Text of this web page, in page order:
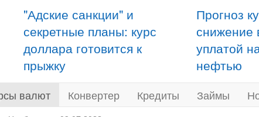
"Адские санкции" и
секретные планы: курс
доллара готовится к
прыжку
Прогноз
снижение
уплатой
нефтью
валют Конвертер Кредиты Займы